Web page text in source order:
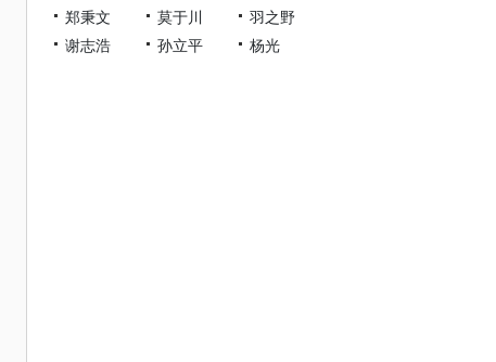
郑秉文
莫于川
羽之野
谢志浩
孙立平 杨光